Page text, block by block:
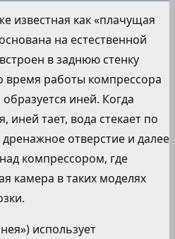
известная как «плачущая
на естественной
в заднюю стенку
время работы компрессора
иней. Когда
иней тает, вода стекает по
отверстие и далее
компрессором, где
камера в таких моделях
использует